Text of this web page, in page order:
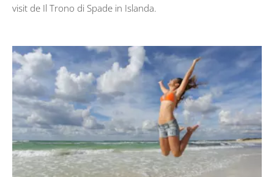
visit de Il Trono di Spade in Islanda.